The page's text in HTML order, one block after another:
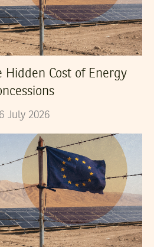
Hidden Cost of Energy
July 2026